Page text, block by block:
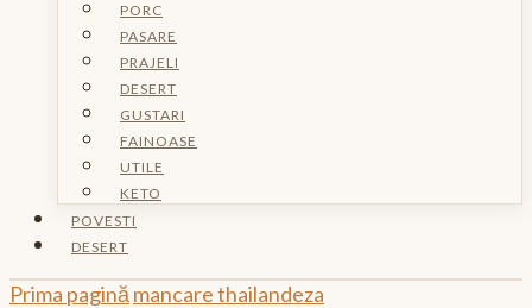
PORC
PASARE
PRAJELI
DESERT
GUSTARI
FAINOASE
UTILE
KETO
POVESTI
DESERT
Prima pagină mancare thailandeza